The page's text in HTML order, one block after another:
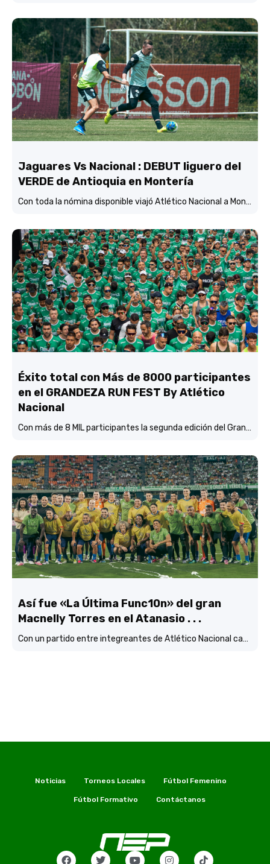
Jaguares Vs Nacional : DEBUT liguero del
VERDE de Antioquia en Montería
Con toda la nómina disponible viajó Atlético Nacional a Montería y está concentrado y listo para enfrentar mañana (3:45 p.m.) a Jaguares de Córdoba en el estadio Jaraguay.
Éxito total con Más de 8000 participantes
en el GRANDEZA RUN FEST By Atlético
Nacional
Con más de 8 MIL participantes la segunda edición del Grandeza Run Fest fue más que un éxito total.
Así fue «La Última Func10n» del gran
Macnelly Torres en el Atanasio . . .
Con un partido entre integreantes de Atlético Nacional campéon continental
Noticias Torneos Locales Fútbol Femenino
Fútbol Formativo Contáctanos